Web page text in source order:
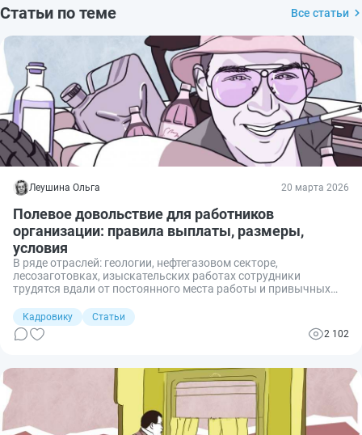
Статьи по теме Все статьи
Леушина Ольга 20 марта 2026
Полевое довольствие для работников
организации: правила выплаты, размеры,
условия
В ряде отраслей: геологии, нефтегазовом секторе,
лесозаготовках, изыскательских работах сотрудники
трудятся вдали от постоянного места работы и привычных
законодательство предусматривает полевое довольствие.
Сегодня разберемся, что это такое, кому положено, в каком
размере выплачивается и как правильно оформить.
Кадровику
Статьи
2 102